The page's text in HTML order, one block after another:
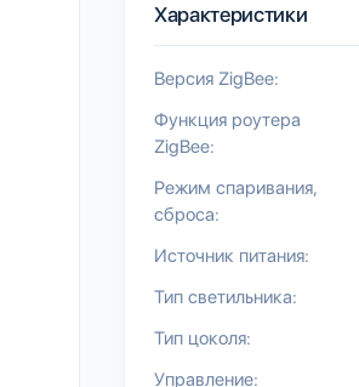
Характеристики
Версия ZigBee:
Функция роутера
ZigBee:
Режим спаривания,
сброса:
Источник питания:
Тип светильника:
Тип цоколя:
Управление: